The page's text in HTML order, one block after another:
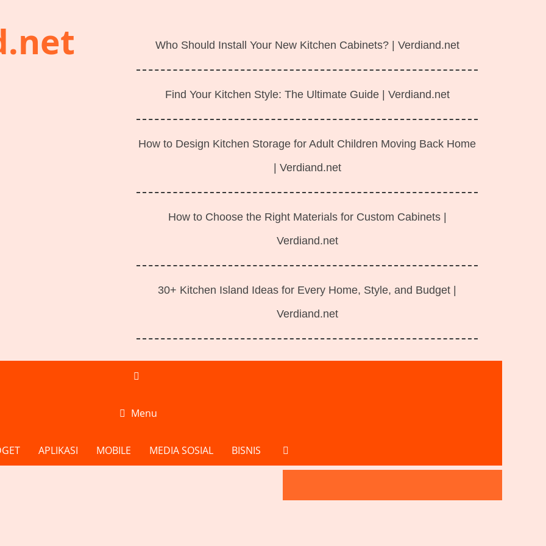
Who Should Install Your New Kitchen Cabinets? | Verdiand.net
Find Your Kitchen Style: The Ultimate Guide | Verdiand.net
How to Design Kitchen Storage for Adult Children Moving Back Home
| Verdiand.net
How to Choose the Right Materials for Custom Cabinets |
Verdiand.net
30+ Kitchen Island Ideas for Every Home, Style, and Budget |
Verdiand.net
Menu
APLIKASI MOBILE MEDIA SOSIAL BISNIS